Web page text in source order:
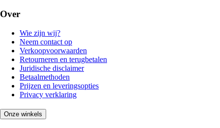
Over
Wie zijn wij?
Neem contact op
Verkoopvoorwaarden
Retourneren en terugbetalen
Juridische disclaimer
Betaalmethoden
Prijzen en leveringsopties
Privacy verklaring
Onze winkels